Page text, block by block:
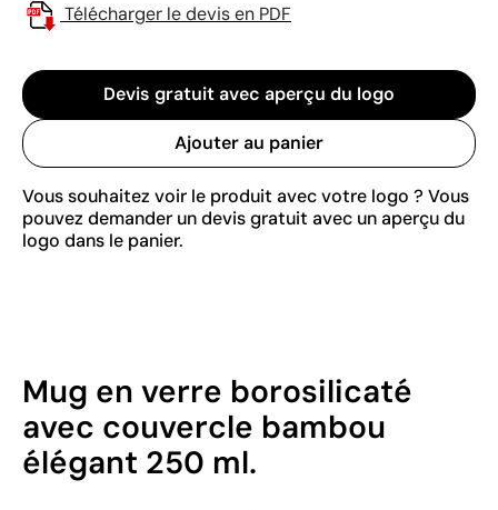
Télécharger le devis en PDF
Devis gratuit avec aperçu du logo
Ajouter au panier
Vous souhaitez voir le produit avec votre logo ? Vous
pouvez demander un devis gratuit avec un aperçu du
logo dans le panier.
Mug en verre borosilicaté
avec couvercle bambou
élégant 250 ml.